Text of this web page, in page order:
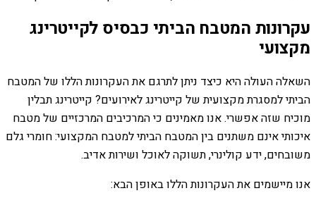
עקרונות המטבח הביתי כבסיס לקייטרינג
מקצועי
השאלה העולה היא כיצד ניתן לתרגם את העקרונות הללו של המטבח
הביתי למסגרת מקצועית של קייטרינג לאירועים? קייטרינג תבלין
מוכיח שזה אפשרי. אנו מאמינים כי המרכיבים המרכזיים של מטבח
איכותי אינם משתנים בין המטבח הביתי למטבח המקצועי: חומרי גלם
משובחים, ידע קולינרי, תשוקה לאוכל ושירות אדיב.
אנו מיישמים את העקרונות הללו באופן הבא: